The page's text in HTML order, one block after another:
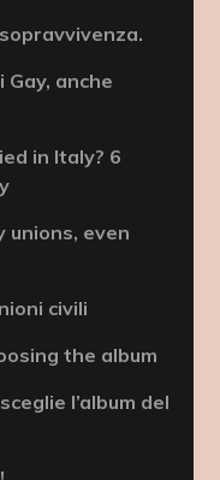
Gay, anche
in Italy? 6
unions, even
civili
the album
l’album del